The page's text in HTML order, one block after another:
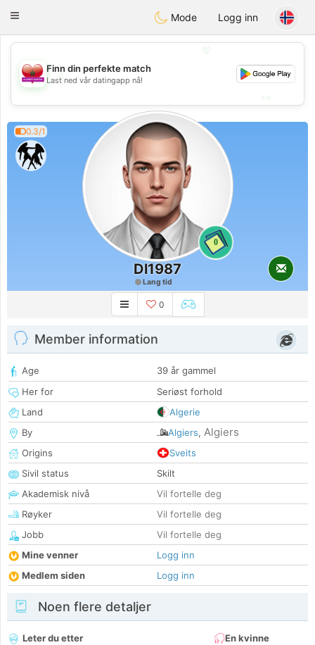
Maroc Dating
Toggle
Mode Logg inn
💖
💕
Finn din perfekte match
Last ned vår datingapp nå!
0.3/1
0
Dl1987
Lang tid
0
Member information
Age
39 år gammel
Her for
Seriøst forhold
Land
Algerie
By
Algiers, Algiers
Origins
Sveits
Sivil status
Skilt
Akademisk nivå
Vil fortelle deg
Røyker
Vil fortelle deg
Jobb
Vil fortelle deg
Mine venner
Logg inn
Medlem siden
Logg inn
Noen flere detaljer
Leter du etter
En kvinne